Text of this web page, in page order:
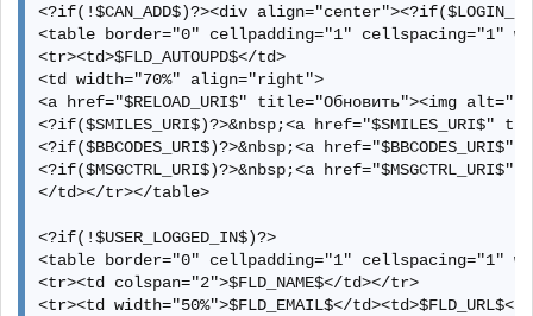
<?if(!$CAN_ADD$)?><div
<table border="0" cellpadding="1" cellspacing="1"
<tr><td>$FLD_AUTOUPD$</td>
<td width="70%" align="right">
<a href="$RELOAD_URI$" title="Обновить"><img
<?if($SMILES_URI$)?>&nbsp;<a
<?if($BBCODES_URI$)?>&nbsp;<a
<?if($MSGCTRL_URI$)?>&nbsp;<a
</td></tr></table>
<?if(!$USER_LOGGED_IN$)?>
<table border="0" cellpadding="1" cellspacing="1"
<tr><td colspan="2">$FLD_NAME$</td></tr>
<tr><td width="50%">$FLD_EMAIL$</